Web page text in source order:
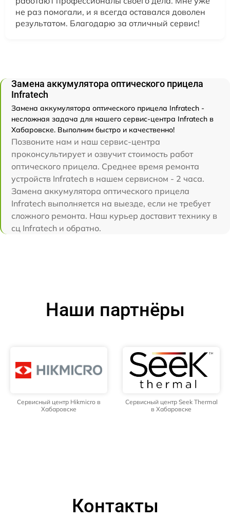
не раз помогали, и я всегда оставался доволен
результатом. Благодарю за отличный сервис!
Замена аккумулятора оптического прицела
Infratech
Замена аккумулятора оптического прицела Infratech -
несложная задача для нашего сервис-центра Infratech в
Хабаровске. Выполним быстро и качественно!
Позвоните нам и наш сервис-центра
проконсультирует и озвучит стоимость работ
оптического прицела. Среднее время ремонта
устройств Infratech в нашем сервисном - 2 часа.
Замена аккумулятора оптического прицела
Infratech выполняется на выезде, если не требует
сложного ремонта. Наш курьер доставит технику в
сц Infratech и обратно.
Наши партнёры
Сервисный центр Hikmicro в
Хабаровске
Сервисный центр Seek Thermal
в Хабаровске
Контакты